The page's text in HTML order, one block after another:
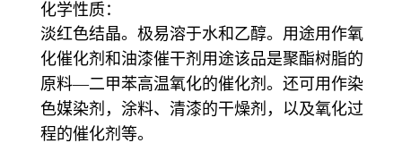
化学性质：
淡红色结晶。极易溶于水和乙醇。用途用作氧
化催化剂和油漆催干剂用途该品是聚酯树脂的
原料—二甲苯高温氧化的催化剂。还可用作染
色媒染剂，涂料、清漆的干燥剂，以及氧化过
程的催化剂等。